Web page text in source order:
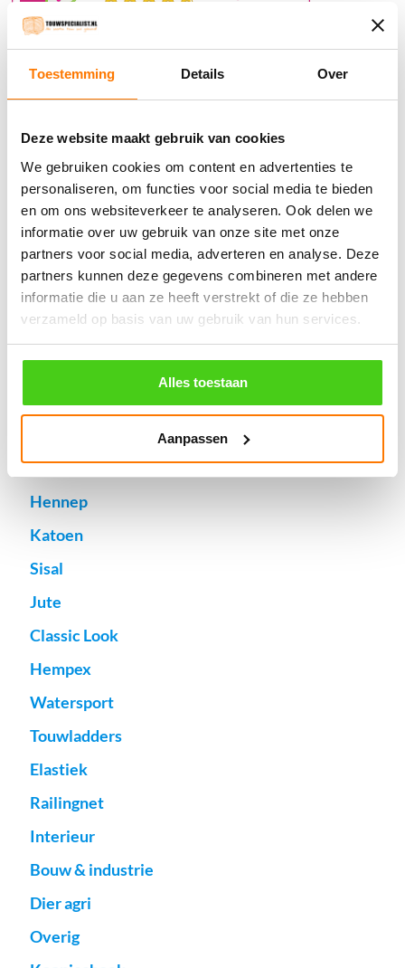
Toestemming Details Over
Deze website maakt gebruik van cookies
We gebruiken cookies om content en advertenties te
personaliseren, om functies voor social media te bieden
en om ons websiteverkeer te analyseren. Ook delen we
informatie over uw gebruik van onze site met onze
partners voor social media, adverteren en analyse. Deze
partners kunnen deze gegevens combineren met andere
informatie die u aan ze heeft verstrekt of die ze hebben
verzameld op basis van uw gebruik van hun services.
Alles toestaan
Aanpassen
Verzendkosten €5,45, boven €70,- gratis verstuurd
(* gewicht onder 32kg). Binnen 24 uur verstuurd.
Aantal meters worden geleverd aan een stuk.
invulveld "Bestelnotities (optioneel)".
© 2009 - 2026 | Touwspecialist.nl
It Fjild 4 - 8621 EA Heeg - Friesland
Tel. +31(0) 629353302 -info@touwspecialist.nl
home
touw
Manilla
Polyester
Hennep
Katoen
Sisal
Jute
Classic Look
Hempex
Watersport
Touwladders
Elastiek
Railingnet
Interieur
Bouw & industrie
Dier agri
Overig